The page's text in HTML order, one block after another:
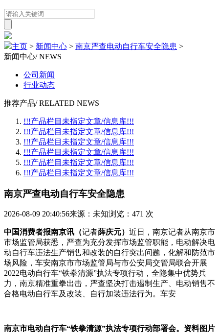
主页 > 新闻中心 > 南京严查电动自行车安全隐患 >
新闻中心/ NEWS
公司新闻
行业动态
推荐产品/ RELATED NEWS
!!!产品栏目未指定文章/信息库!!!
!!!产品栏目未指定文章/信息库!!!
!!!产品栏目未指定文章/信息库!!!
!!!产品栏目未指定文章/信息库!!!
!!!产品栏目未指定文章/信息库!!!
!!!产品栏目未指定文章/信息库!!!
南京严查电动自行车安全隐患
2026-08-09 20:40:56来源：未知浏览：471 次
中国消费者报南京讯（记者薛庆元） 近日，南京记者从南京市
市场监管局获悉，严查为充分发挥市场监管职能，电动解决电
动自行车违法生产销售和改装的自行突出问题，化解和防范市
场风险，车安南京市市场监管局与市公安局交管局联合开展
2022电动自行车“铁拳清源”执法专项行动，全隐集中优势兵
力，南京精准重拳出击，严查坚决打击遏制生产、电动销售不
合格电动自行车及改装、自行加装违法行为。车安
南京市电动自行车“铁拳清源”执法专项行动部署会。资料图片